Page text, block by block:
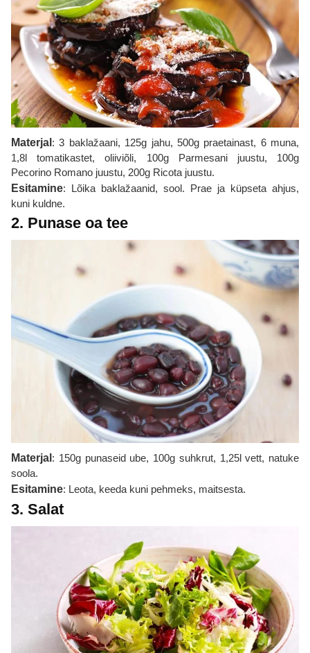
Materjal : 3 baklažaani, 125g jahu, 500g praetainast, 6 muna,
1,8l tomatikastet, oliiviõli, 100g Parmesani juustu, 100g
Pecorino Romano juustu, 200g Ricota juustu.
Esitamine: Lõika baklažaanid, sool. Prae ja küpseta ahjus,
kuni kuldne.
2. Punase oa tee
Materjal : 150g punaseid ube, 100g suhkrut, 1,25l vett, natuke
soola.
Esitamine: Leota, keeda kuni pehmeks, maitsesta.
3. Salat